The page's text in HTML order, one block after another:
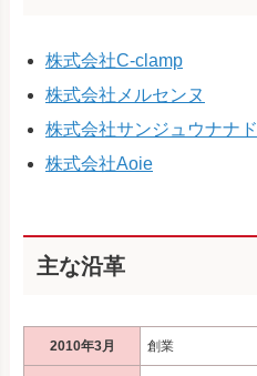
株式会社C-clamp
株式会社メルセンヌ
株式会社サンジュウナナド
株式会社Aoie
主な沿革
2010年3月 創業